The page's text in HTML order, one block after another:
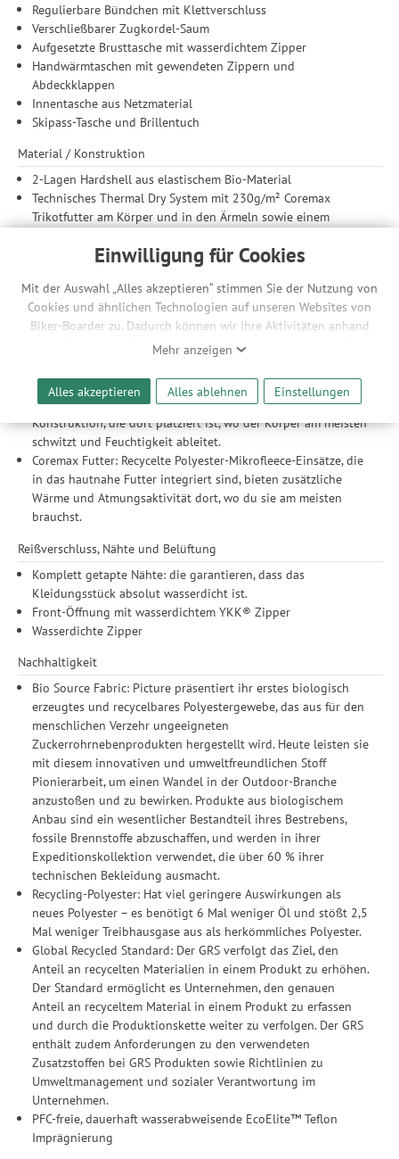
Einwilligung für Cookies
Mit der Auswahl „Alles akzeptieren“ stimmen Sie der Nutzung von
Cookies und ähnlichen Technologien auf unseren Websites von
Biker-Boarder zu. Dadurch können wir Ihre Aktivitäten anhand
Ihrer Geräte- und Browsereinstellungen nachvollziehen. Dies
Werbeanzeigen für Sie bereitzustellen sowie Funktionalitäten
unserer Website sicherzustellen und stetig zu verbessern. Dabei
werden Ihre Daten auch an Drittanbieter und Werbepartner
weitergegeben. Die Verarbeitung erfolgt ausschließlich zum
Zwecke der Einbindung von Streaming-Inhalten und der
Durchführung von statistischer Analyse, Reichweitenmessungen,
Produktempfehlungen und nutzungsbasierter Werbung.
Informationen zu den einzelnen Funktionen, den Drittanbietern
Einwilligung ist freiwillig, für die Nutzung unserer Website nicht
erforderlich und gilt, bis sie widerrufen wird. Sie können Ihre
Einwilligung unter Einstellungen lediglich für bestimmte
Drittanbieter erteilen und jederzeit für die Zukunft widerrufen.
Mehr anzeigen
Alles akzeptieren Alles ablehnen Einstellungen
Regulierbare Bündchen mit Klettverschluss
Verschließbarer Zugkordel-Saum
Aufgesetzte Brusttasche mit wasserdichtem Zipper
Handwärmtaschen mit gewendeten Zippern und
Abdeckklappen
Innentasche aus Netzmaterial
Skipass-Tasche und Brillentuch
Material / Konstruktion
2-Lagen Hardshell aus elastischem Bio-Material
Technisches Thermal Dry System mit 230g/m² Coremax
Trikotfutter am Körper und in den Ärmeln sowie einem
Dryplay 20K/20K Membran: Diese Laminatmembran aus einer
Polyurethanmischung (PU) ist wasserdicht, winddicht und
atmungsaktiv. Sie ist extrem strapazierfähig und hält den
Träger bei allen Wetterbedingungen trocken. Im Labor und
vor Ort getestet.
Thermal Dry System: Thermal Dry besteht aus recyceltem
wird, um Sie warm und trocken zu halten, wenn Sie aktiv sind.
Es verfügt über eine einzigartige Body-Mapping-
Konstruktion, die dort platziert ist, wo der Körper am meisten
schwitzt und Feuchtigkeit ableitet.
Coremax Futter: Recycelte Polyester-Mikrofleece-Einsätze, die
in das hautnahe Futter integriert sind, bieten zusätzliche
Wärme und Atmungsaktivität dort, wo du sie am meisten
brauchst.
Reißverschluss, Nähte und Belüftung
Komplett getapte Nähte: die garantieren, dass das
Kleidungsstück absolut wasserdicht ist.
Front-Öffnung mit wasserdichtem YKK® Zipper
Wasserdichte Zipper
Nachhaltigkeit
Bio Source Fabric: Picture präsentiert ihr erstes biologisch
erzeugtes und recycelbares Polyestergewebe, das aus für den
menschlichen Verzehr ungeeigneten
Zuckerrohrnebenprodukten hergestellt wird. Heute leisten sie
mit diesem innovativen und umweltfreundlichen Stoff
Pionierarbeit, um einen Wandel in der Outdoor-Branche
anzustoßen und zu bewirken. Produkte aus biologischem
Anbau sind ein wesentlicher Bestandteil ihres Bestrebens,
fossile Brennstoffe abzuschaffen, und werden in ihrer
Expeditionskollektion verwendet, die über 60 % ihrer
technischen Bekleidung ausmacht.
Recycling-Polyester: Hat viel geringere Auswirkungen als
neues Polyester – es benötigt 6 Mal weniger Öl und stößt 2,5
Mal weniger Treibhausgase aus als herkömmliches Polyester.
Global Recycled Standard: Der GRS verfolgt das Ziel, den
Anteil an recycelten Materialien in einem Produkt zu erhöhen.
Der Standard ermöglicht es Unternehmen, den genauen
Anteil an recyceltem Material in einem Produkt zu erfassen
und durch die Produktionskette weiter zu verfolgen. Der GRS
enthält zudem Anforderungen zu den verwendeten
Zusatzstoffen bei GRS Produkten sowie Richtlinien zu
Umweltmanagement und sozialer Verantwortung im
Unternehmen.
PFC-freie, dauerhaft wasserabweisende EcoElite™ Teflon
Imprägnierung